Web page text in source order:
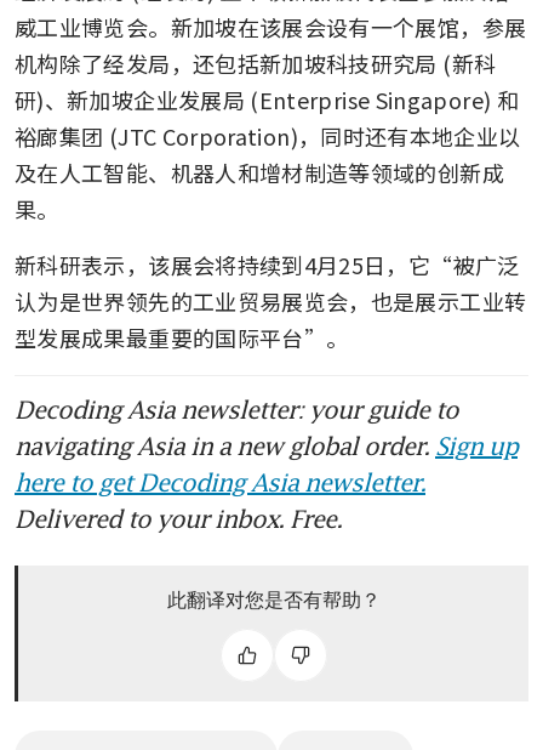
威工业博览会。新加坡在该展会设有一个展馆，参展
机构除了经发局，还包括新加坡科技研究局 (新科
研)、新加坡企业发展局 (Enterprise Singapore) 和
裕廊集团 (JTC Corporation)，同时还有本地企业以
及在人工智能、机器人和增材制造等领域的创新成
果。
新科研表示，该展会将持续到4月25日，它“被广泛
认为是世界领先的工业贸易展览会，也是展示工业转
型发展成果最重要的国际平台”。
Decoding Asia newsletter: your guide to
navigating Asia in a new global order. Sign up
here to get Decoding Asia newsletter.
Delivered to your inbox. Free.
此翻译对您是否有帮助？